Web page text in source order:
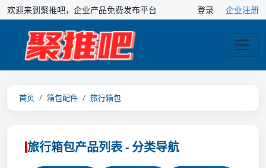
欢迎来到聚推吧，企业产品免费发布平台 登录 企业注册
首页 箱包配件 旅行箱包
旅行箱包产品列表 - 分类导航